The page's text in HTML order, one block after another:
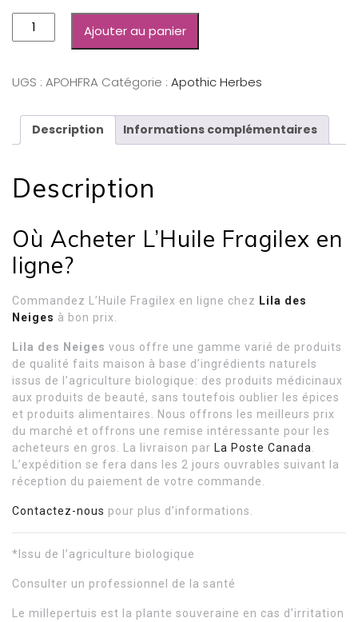
Ajouter au panier
UGS : APOHFRA Catégorie : Apothic Herbes
Description Informations complémentaires
Description
Où Acheter L’Huile Fragilex en
ligne?
Commandez L’Huile Fragilex en ligne chez Lila des
Neiges à bon prix.
Lila des Neiges vous offre une gamme varié de produits
de qualité faits maison à base d’ingrédients naturels
issus de l’agriculture biologique: des produits médicinaux
aux produits de beauté, sans toutefois oublier les épices
et produits alimentaires. Nous offrons les meilleurs prix
du marché et offrons une remise intéressante pour les
acheteurs en gros. La livraison par La Poste Canada
L’expédition se fera dans les 2 jours ouvrables suivant la
réception du paiement de votre commande.
Contactez-nous pour plus d’informations.
*Issu de l’agriculture biologique
Consulter un professionnel de la santé
Le millepertuis est la plante souveraine en cas d’irritation